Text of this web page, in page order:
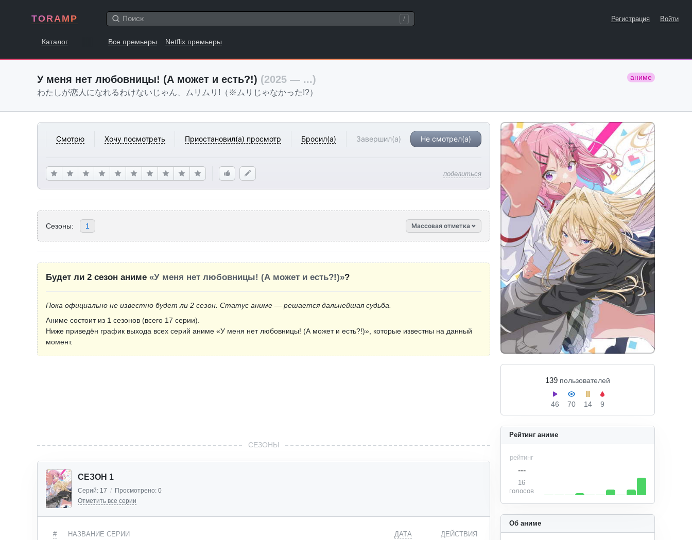
TORAMP / Регистрация Войти
Каталог Все премьеры Netflix премьеры
У меня нет любовницы! (А может и есть?!) (2025 — ...) аниме
わたしが恋人になれるわけないじゃん、ムリムリ!（※ムリじゃなかった!?）
Смотрю Хочу посмотреть Приостановил(а) просмотр Бросил(а) Завершил(а) Не смотрел(а)
поделиться
139 пользователей
46 70 14 9
Сезоны: 1 Массовая отметка
Об аниме
Рейтинг аниме
рейтинг
---
16
голосов
Будет ли 2 сезон аниме «У меня нет любовницы! (А может и есть?!)»?
Пока официально не известно будет ли 2 сезон. Статус аниме — решается дальнейшая судьба.
Аниме состоит из 1 сезонов (всего 17 серии).
Ниже приведён график выхода всех серий аниме «У меня нет любовницы! (А может и есть?!)», которые известны на данный
момент.
СЕЗОНЫ
СЕЗОН 1
Серий: 17 / Просмотрено: 0
Отметить все серии
# НАЗВАНИЕ СЕРИИ ДАТА ДЕЙСТВИЯ